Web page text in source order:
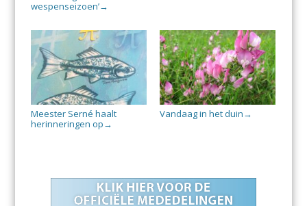
wespenseizoen’→
Meester Serné haalt
herinneringen op →
Vandaag in het duin →